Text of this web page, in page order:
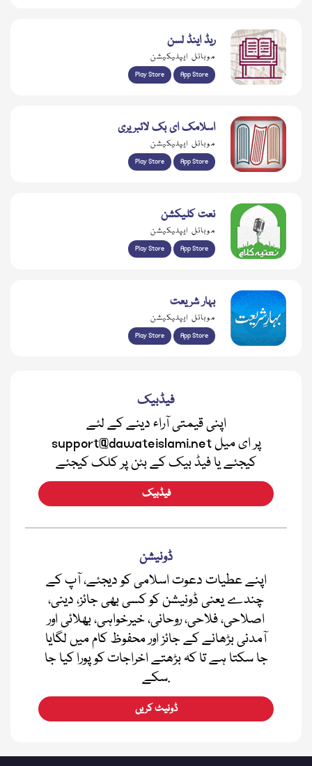
ریڈ اینڈ لسن
موبائل ایپلیکیشن
Play Store App Store
اسلامک ای بک لائبریری
موبائل ایپلیکیشن
Play Store App Store
نعت کلیکشن
موبائل ایپلیکیشن
Play Store App Store
بہار شریعت
موبائل ایپلیکیشن
Play Store App Store
فیڈبیک
اپنی قیمتی آراء دینے کے لئے
support@dawateislami.net پر ای میل
کیجئے یا فیڈ بیک کے بٹن پر کلک کیجئے
فیڈبیک
ڈونیشن
اپنے عطیات دعوت اسلامی کو دیجئے، آپ کے
چندے یعنی ڈونیشن کو کسی بھی جائز، دینی،
اصلاحی، فلاحی، روحانی، خیرخواہی، بھلائی اور
آمدنی بڑھانے کے جائز اور محفوظ کام میں لگایا
جا سکتا ہے تا کہ بڑھتے اخراجات کو پورا کیا جا
سکے.
ڈونیٹ کریں